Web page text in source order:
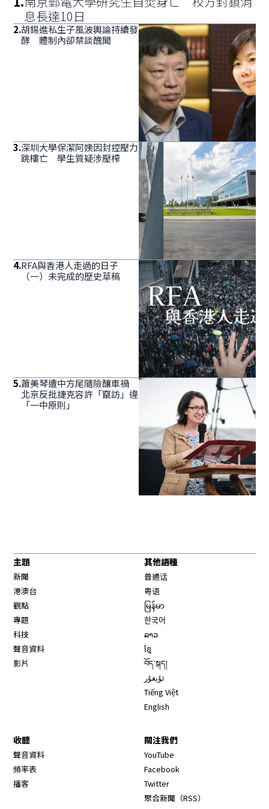
息長達10日
2.胡錫進私生子風波輿論持續發
酵 體制內卻禁談醜聞
3.深圳大學保潔阿姨因封控壓力
跳樓亡 學生質疑涉壓榨
4.RFA與香港人走過的日子
（一）未完成的歷史草稿
5.蕭美琴遭中方尾隨險釀車禍
北京反批捷克容許「竄訪」違
「一中原則」
主題
新聞
港澳台
觀點
專題
科技
聲音資料
影片
其他語種
普通话
粤语
မြန်မာ
한국어
ລາວ
ខ្មែ
བོད་སྐད།
ئۇيغۇر
Tiếng Việt
English
收聽
聲音資料
頻率表
播客
關注我們
YouTube
Facebook
Twitter
聚合新聞（RSS）